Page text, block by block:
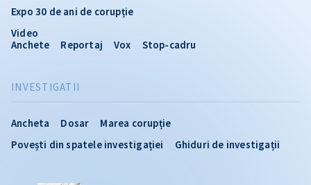
INVESTIGATII
Ancheta Dosar
Marea corupție
Povești din spatele investigației
Ghiduri de investigații
Expo 30 de ani de corupție
Video
Anchete
Reportaj Vox Stop-cadru